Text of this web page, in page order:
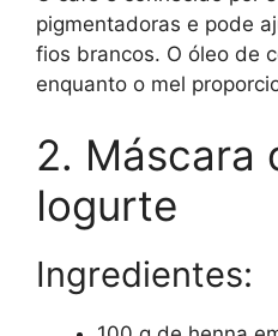
pigmentadoras e pode
fios brancos. O óleo de
enquanto o mel
2. Máscara
Iogurte
Ingredientes: